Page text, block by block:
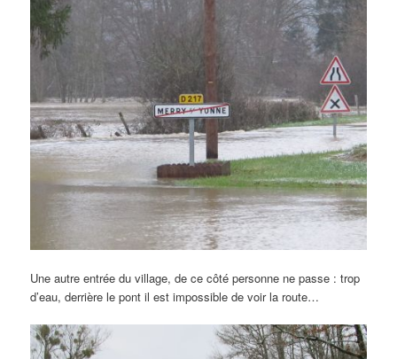
Une autre entrée du village, de ce côté personne ne passe : trop
d’eau, derrière le pont il est impossible de voir la route…